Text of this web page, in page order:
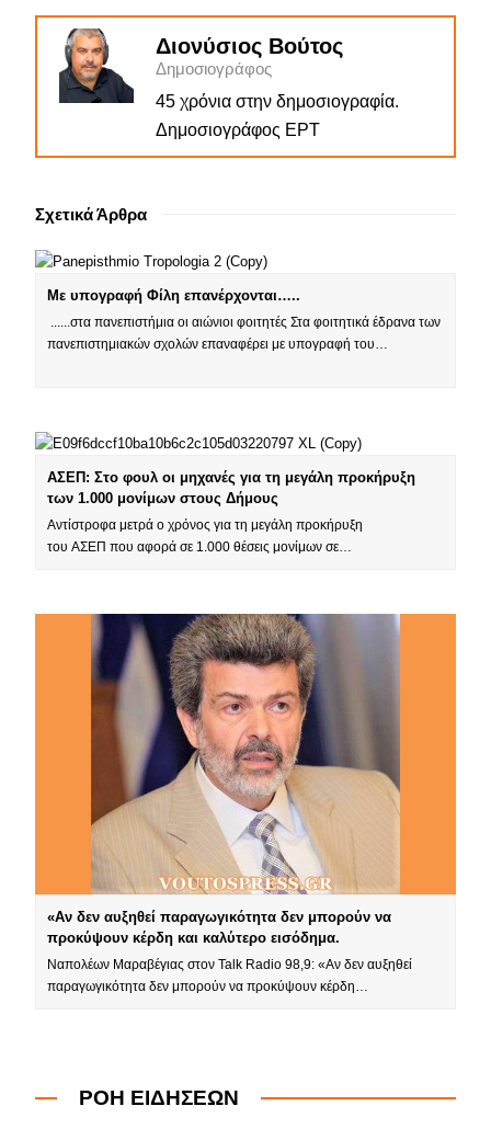
Διονύσιος Βούτος
Δημοσιογράφος
45 χρόνια στην δημοσιογραφία.
Δημοσιογράφος ΕΡΤ
Σχετικά Άρθρα
Με υπογραφή Φίλη επανέρχονται…..
......στα πανεπιστήμια οι αιώνιοι φοιτητές Στα φοιτητικά έδρανα των
πανεπιστημιακών σχολών επαναφέρει με υπογραφή του…
ΑΣΕΠ: Στο φουλ οι μηχανές για τη μεγάλη προκήρυξη
των 1.000 μονίμων στους Δήμους
Αντίστροφα μετρά ο χρόνος για τη μεγάλη προκήρυξη
του ΑΣΕΠ που αφορά σε 1.000 θέσεις μονίμων σε…
«Αν δεν αυξηθεί παραγωγικότητα δεν μπορούν να
προκύψουν κέρδη και καλύτερο εισόδημα.
Ναπολέων Μαραβέγιας στον Talk Radio 98,9: «Αν δεν αυξηθεί
παραγωγικότητα δεν μπορούν να προκύψουν κέρδη…
ΡΟΗ ΕΙΔΗΣΕΩΝ